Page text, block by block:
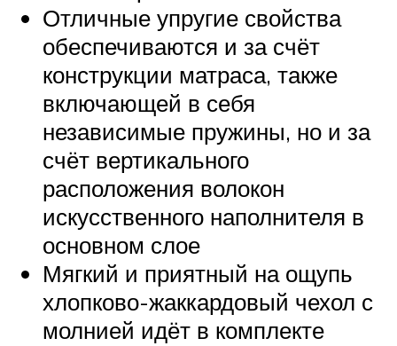
Отличные упругие свойства
обеспечиваются и за счёт
конструкции матраса, также
включающей в себя
независимые пружины, но и за
счёт вертикального
расположения волокон
искусственного наполнителя в
основном слое
Мягкий и приятный на ощупь
хлопково-жаккардовый чехол с
молнией идёт в комплекте